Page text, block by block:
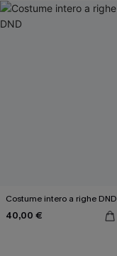
Costume intero a righe DND
40,00 €